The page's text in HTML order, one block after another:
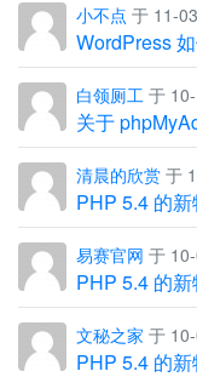
小不点 于 11-
WordPress
白领厕工 于
清晨的欣赏 于
PHP 5.4 的新
易赛官网 于
PHP 5.4 的新
文秘之家 于
PHP 5.4 的新